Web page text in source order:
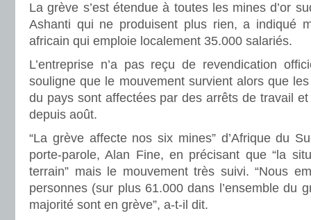
La grève s’est étendue à toutes les mines d’or
Ashanti qui ne produisent plus rien, a indiqué
africain qui emploie localement 35.000 salariés.
L’entreprise n’a pas reçu de revendication
souligne que le mouvement survient alors que
du pays sont affectées par des arrêts de travail
depuis août.
“La grève affecte nos six mines” d’Afrique du
porte-parole, Alan Fine, en précisant que “la
terrain” mais le mouvement très suivi. “Nous
personnes (sur plus 61.000 dans l’ensemble du
majorité sont en grève”, a-t-il dit.